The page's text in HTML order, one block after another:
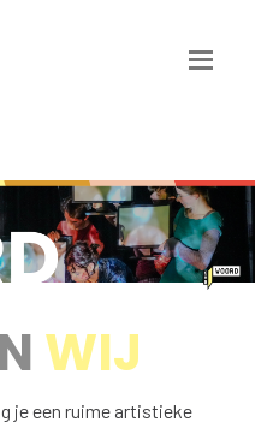
WIJ
je een ruime artistieke